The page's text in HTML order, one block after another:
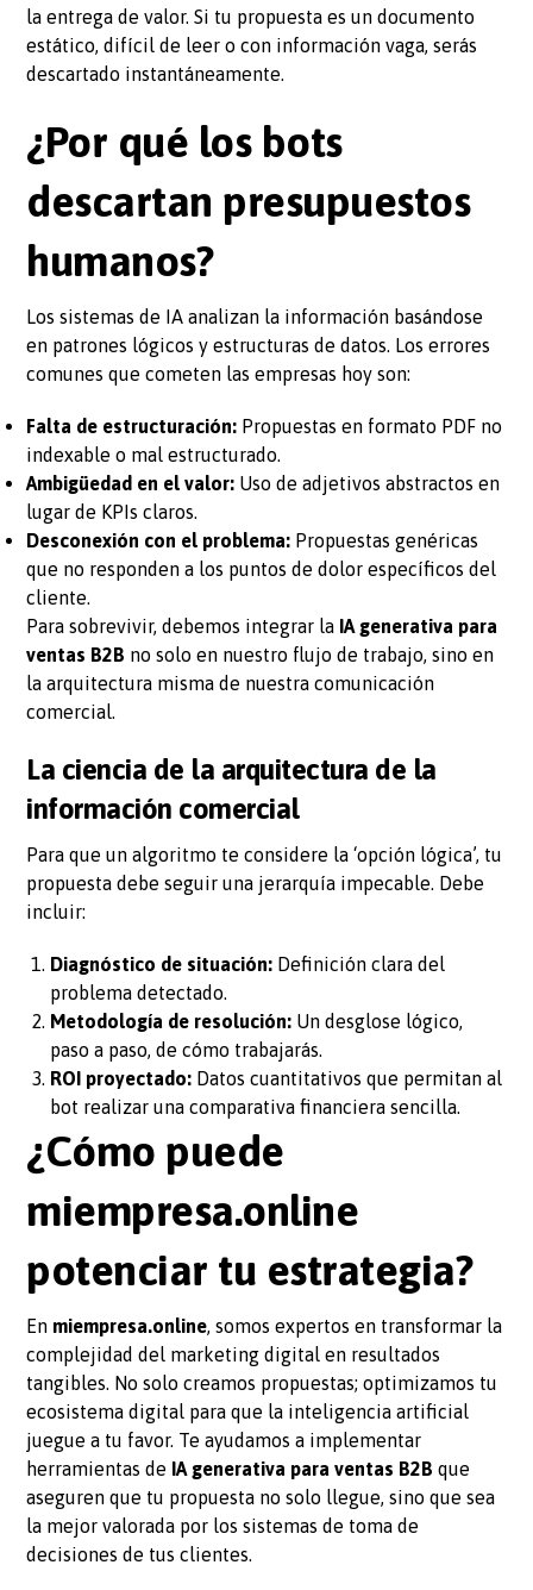
la entrega de valor. Si tu propuesta es un documento
estático, difícil de leer o con información vaga, serás
descartado instantáneamente.
¿Por qué los bots
descartan presupuestos
humanos?
Los sistemas de IA analizan la información basándose
en patrones lógicos y estructuras de datos. Los errores
comunes que cometen las empresas hoy son:
Falta de estructuración: Propuestas en formato PDF no
indexable o mal estructurado.
Ambigüedad en el valor: Uso de adjetivos abstractos en
lugar de KPIs claros.
Desconexión con el problema: Propuestas genéricas
que no responden a los puntos de dolor específicos del
cliente.
Para sobrevivir, debemos integrar la IA generativa para
ventas B2B no solo en nuestro flujo de trabajo, sino en
la arquitectura misma de nuestra comunicación
comercial.
La ciencia de la arquitectura de la
información comercial
Para que un algoritmo te considere la ‘opción lógica’, tu
propuesta debe seguir una jerarquía impecable. Debe
incluir:
Diagnóstico de situación: Definición clara del
problema detectado.
Metodología de resolución: Un desglose lógico,
paso a paso, de cómo trabajarás.
ROI proyectado: Datos cuantitativos que permitan al
bot realizar una comparativa financiera sencilla.
¿Cómo puede
miempresa.online
potenciar tu estrategia?
En miempresa.online , somos expertos en transformar la
complejidad del marketing digital en resultados
tangibles. No solo creamos propuestas; optimizamos tu
ecosistema digital para que la inteligencia artificial
juegue a tu favor. Te ayudamos a implementar
herramientas de IA generativa para ventas B2B que
aseguren que tu propuesta no solo llegue, sino que sea
la mejor valorada por los sistemas de toma de
decisiones de tus clientes.